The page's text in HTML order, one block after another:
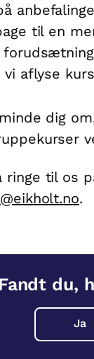
til en
aflyse
dig
ringe til os
.
Fandt du,
Ja